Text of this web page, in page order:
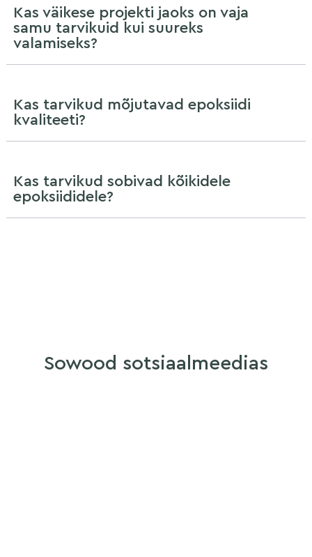
Kas väikese projekti jaoks on vaja
samu tarvikuid kui suureks
valamiseks?
Kas tarvikud mõjutavad epoksiidi
kvaliteeti?
Kas tarvikud sobivad kõikidele
epoksiididele?
Sowood sotsiaalmeedias